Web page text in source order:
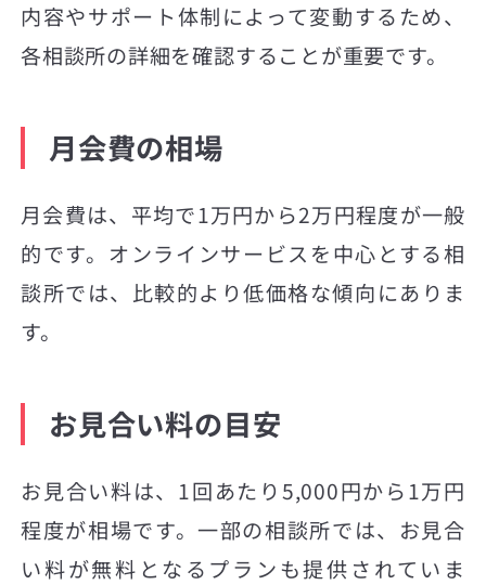
内容やサポート体制によって変動するため、
各相談所の詳細を確認することが重要です。
月会費の相場
月会費は、平均で1万円から2万円程度が一般
的です。オンラインサービスを中心とする相
談所では、比較的より低価格な傾向にありま
す。
お見合い料の目安
お見合い料は、1回あたり5,000円から1万円
程度が相場です。一部の相談所では、お見合
い料が無料となるプランも提供されていま